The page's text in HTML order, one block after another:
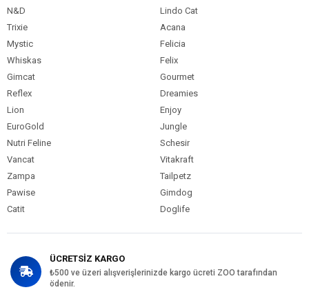
N&D
Lindo Cat
Trixie
Acana
Mystic
Felicia
Whiskas
Felix
Gimcat
Gourmet
Reflex
Dreamies
Lion
Enjoy
EuroGold
Jungle
Nutri Feline
Schesir
Vancat
Vitakraft
Zampa
Tailpetz
Pawise
Gimdog
Catit
Doglife
ÜCRETSİZ KARGO
₺500 ve üzeri alışverişlerinizde kargo ücreti ZOO tarafından
ödenir.